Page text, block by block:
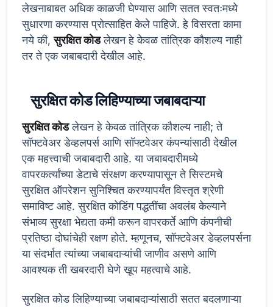
लेखनाबाबत अधिक काळजी घेण्यास आणि सतत स्वतःमध्ये
सुधारणा करण्यास प्रोत्साहित केले पाहिजे. हे विसरता कामा
नये की,सुरक्षित कोडलेखन हे केवळ तांत्रिक कौशल्य नाही
तर ते एक जबाबदारी देखील आहे.
सुरक्षित कोड लिहिण्याच्या जबाबदाऱ्या
सुरक्षित कोडलेखन हे केवळ तांत्रिक कौशल्य नाही; ते
सॉफ्टवेअर डेव्हलपर्स आणि सॉफ्टवेअर कंपन्यांसाठी देखील
एक महत्त्वाची जबाबदारी आहे. या जबाबदारीमध्ये
वापरकर्त्यांच्या डेटाचे संरक्षण करण्यापासून ते सिस्टमचे
सुरक्षित ऑपरेशन सुनिश्चित करण्यापर्यंत विस्तृत श्रेणी
समाविष्ट आहे. सुरक्षित कोडिंग पद्धतींचा अवलंब केल्याने
संभाव्य सुरक्षा भेद्यता कमी करून वापरकर्ते आणि कंपनीची
प्रतिष्ठा दोघांचेही रक्षण होते. म्हणूनच, सॉफ्टवेअर डेव्हलपर्सना
या संदर्भात त्यांच्या जबाबदाऱ्यांची जाणीव असणे आणि
आवश्यक ती खबरदारी घेणे खूप महत्वाचे आहे.
सुरक्षित कोड लिहिण्याच्या जबाबदाऱ्यांसाठी सतत बदलणाऱ्या